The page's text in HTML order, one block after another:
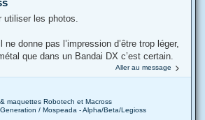
utiliser les photos.
donne pas l’impression d’être trop léger,
que dans un Bandai DX c’est certain.
Aller au message
maquettes Robotech et Macross
/ Mospeada - Alpha/Beta/Legioss